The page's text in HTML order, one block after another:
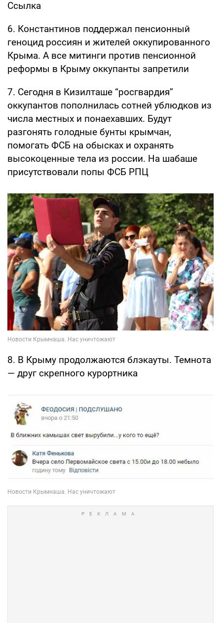
Ссылка
6. Константинов поддержал пенсионный
геноцид россиян и жителей оккупированного
Крыма. А все митинги против пенсионной
реформы в Крыму оккупанты запретили
7. Сегодня в Кизилташе “росгвардия”
оккупантов пополнилась сотней ублюдков из
числа местных и понаехавших. Будут
разгонять голодные бунты крымчан,
помогать ФСБ на обысках и охранять
высокоценные тела из россии. На шабаше
присутствовали попы ФСБ РПЦ
8. В Крыму продолжаются блэкауты. Темнота
— друг скрепного курортника